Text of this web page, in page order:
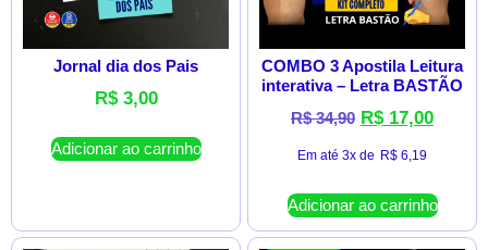
Jornal dia dos Pais
R$3,00
Adicionar ao carrinho
COMBO 3 Apostila Leitura
interativa – Letra BASTÃO
R$34,90 R$17,00
Em até 3x de R$ 6,19
Adicionar ao carrinho